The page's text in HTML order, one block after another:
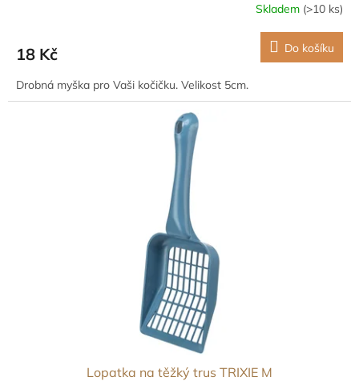
Skladem (>10 ks)
18 Kč Do košíku
Drobná myška pro Vaši kočičku. Velikost 5cm.
Lopatka na těžký trus TRIXIE M